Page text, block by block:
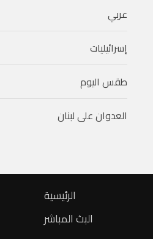
عربي
إسرائيليات
طقس اليوم
العدوان على لبنان
الرئيسية
البث المباشر